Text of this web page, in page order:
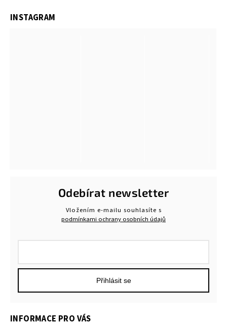
INSTAGRAM
INFORMACE PRO VÁS
Odebírat newsletter
Vložením e-mailu souhlasíte s
podmínkami ochrany osobních údajů
Přihlásit se